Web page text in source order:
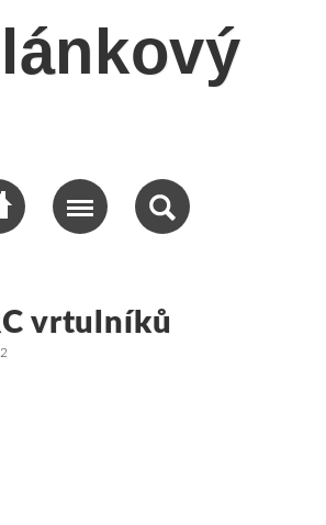
vrtulníků